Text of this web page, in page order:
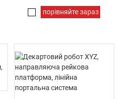
порівняйте зараз